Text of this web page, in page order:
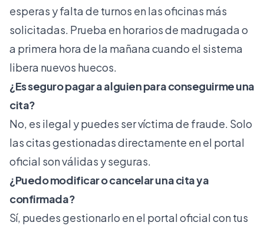
esperas y falta de turnos en las oficinas más
solicitadas. Prueba en horarios de madrugada o
a primera hora de la mañana cuando el sistema
libera nuevos huecos.
¿Es seguro pagar a alguien para conseguirme una
cita?
No, es ilegal y puedes ser víctima de fraude. Solo
las citas gestionadas directamente en el portal
oficial son válidas y seguras.
¿Puedo modificar o cancelar una cita ya
confirmada?
Sí, puedes gestionarlo en el portal oficial con tus